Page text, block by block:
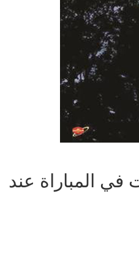
القدم يقترح إجراء 5 تبديلات في المباراة عند